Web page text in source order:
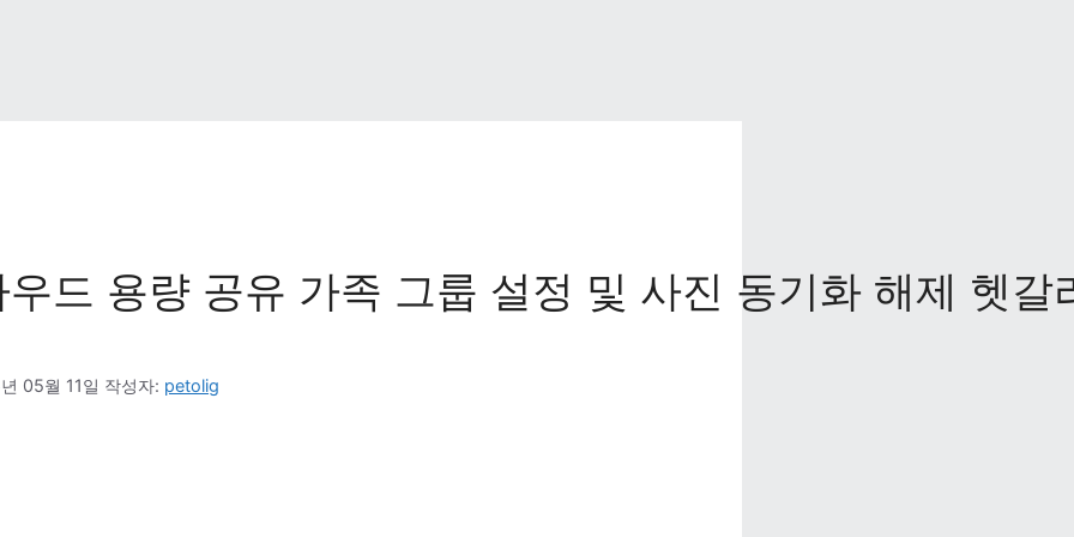
드 용량 공유 가족 그룹 설정 및 사진 동기화 해제 헷
05월 11일 작성자: petolig